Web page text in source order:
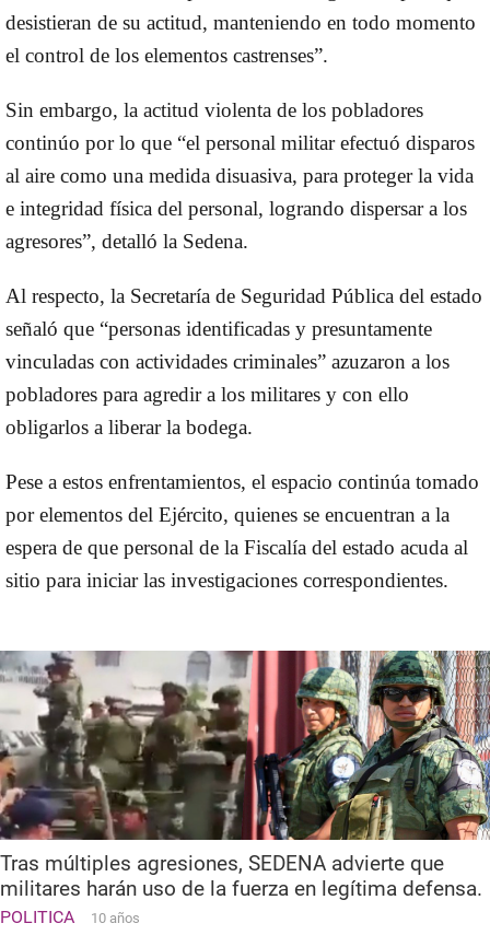
desistieran de su actitud, manteniendo en todo momento
el control de los elementos castrenses”.
Sin embargo, la actitud violenta de los pobladores
continúo por lo que “el personal militar efectuó disparos
al aire como una medida disuasiva, para proteger la vida
e integridad física del personal, logrando dispersar a los
agresores”, detalló la Sedena.
Al respecto, la Secretaría de Seguridad Pública del estado
señaló que “personas identificadas y presuntamente
vinculadas con actividades criminales” azuzaron a los
pobladores para agredir a los militares y con ello
obligarlos a liberar la bodega.
Pese a estos enfrentamientos, el espacio continúa tomado
por elementos del Ejército, quienes se encuentran a la
espera de que personal de la Fiscalía del estado acuda al
sitio para iniciar las investigaciones correspondientes.
Tras múltiples agresiones, SEDENA advierte que
militares harán uso de la fuerza en legítima defensa.
POLITICA 10 años